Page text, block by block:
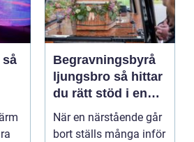
Begravningsbyrå
ljungsbro så hittar
du rätt stöd i en
svår tid
När en närstående går
bort ställs många inför